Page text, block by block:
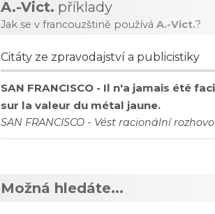
A.-Vict. příklady
Jak se v francouzštině používá A.-Vict.?
Citáty ze zpravodajství a publicistiky
SAN FRANCISCO - Il n'a jamais été
sur la valeur du métal jaune.
SAN FRANCISCO - Vést racionální
Možná hledáte...